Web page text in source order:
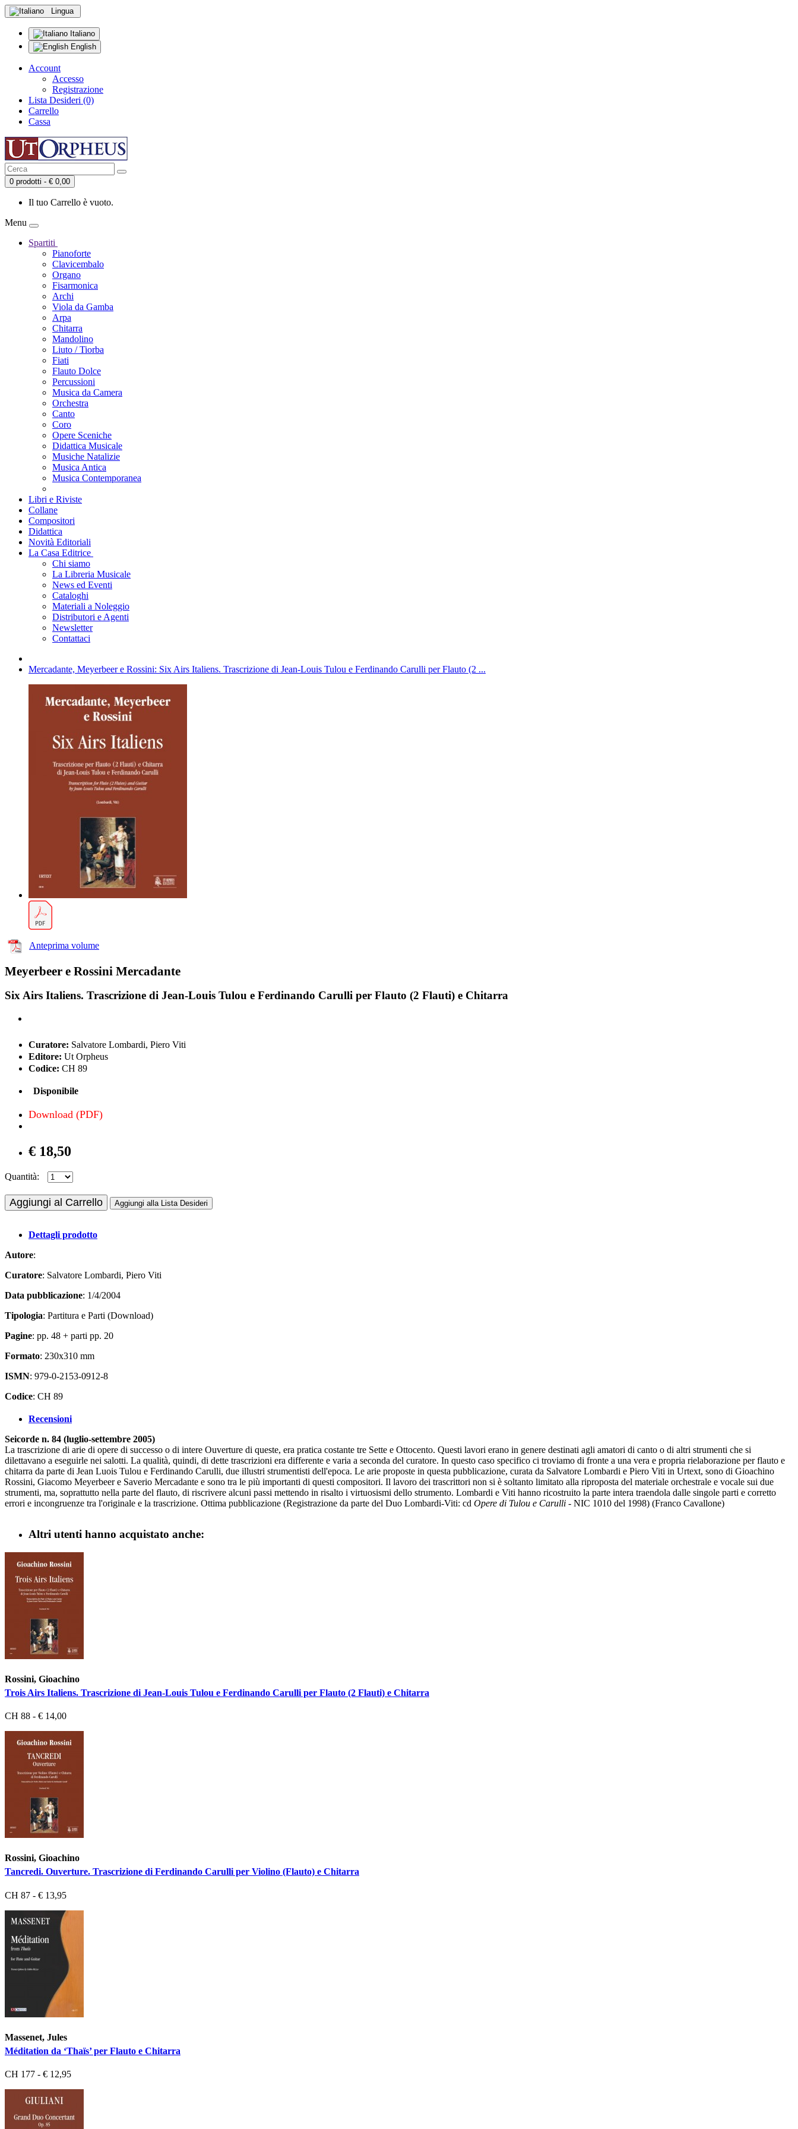
Lingua
Italiano
English
Account
Accesso
Registrazione
Lista Desideri (0)
Carrello
Cassa
0 prodotti - € 0,00
Il tuo Carrello è vuoto.
Menu
Spartiti
Pianoforte
Clavicembalo
Organo
Fisarmonica
Archi
Viola da Gamba
Arpa
Chitarra
Mandolino
Liuto / Tiorba
Fiati
Flauto Dolce
Percussioni
Musica da Camera
Orchestra
Canto
Coro
Opere Sceniche
Didattica Musicale
Musiche Natalizie
Musica Antica
Musica Contemporanea
Libri e Riviste
Collane
Compositori
Didattica
Novità Editoriali
La Casa Editrice
Chi siamo
La Libreria Musicale
News ed Eventi
Cataloghi
Materiali a Noleggio
Distributori e Agenti
Newsletter
Contattaci
Mercadante, Meyerbeer e Rossini: Six Airs Italiens. Trascrizione di Jean-Louis Tulou e Ferdinando Carulli per Flauto (2 ...
Anteprima volume
Meyerbeer e Rossini Mercadante
Six Airs Italiens. Trascrizione di Jean-Louis Tulou e Ferdinando Carulli per Flauto (2 Flauti) e Chitarra
Curatore: Salvatore Lombardi, Piero Viti
Editore: Ut Orpheus
Codice: CH 89
Disponibile
Download (PDF)
€ 18,50
Quantità:
Aggiungi al Carrello Aggiungi alla Lista Desideri
Dettagli prodotto
Autore:
Curatore: Salvatore Lombardi, Piero Viti
Data pubblicazione: 1/4/2004
Tipologia: Partitura e Parti (Download)
Pagine: pp. 48 + parti pp. 20
Formato: 230x310 mm
ISMN: 979-0-2153-0912-8
Codice: CH 89
Recensioni
Seicorde n. 84 (luglio-settembre 2005)
La trascrizione di arie di opere di successo o di intere Ouverture di queste, era pratica costante tre Sette e Ottocento. Questi lavori erano in genere destinati agli amatori di canto o di altri strumenti che si
dilettavano a eseguirle nei salotti. La qualità, quindi, di dette trascrizioni era differente e varia a seconda del curatore. In questo caso specifico ci troviamo di fronte a una vera e propria rielaborazione per flauto e
chitarra da parte di Jean Luois Tulou e Ferdinando Carulli, due illustri strumentisti dell'epoca. Le arie proposte in questa pubblicazione, curata da Salvatore Lombardi e Piero Viti in Urtext, sono di Gioachino
Rossini, Giacomo Meyerbeer e Saverio Mercadante e sono tra le più importanti di questi compositori. Il lavoro dei trascrittori non si è soltanto limitato alla riproposta del materiale orchestrale e vocale sui due
strumenti, ma, soprattutto nella parte del flauto, di riscrivere alcuni passi mettendo in risalto i virtuosismi dello strumento. Lombardi e Viti hanno ricostruito la parte intera traendola dalle singole parti e corretto
errori e incongruenze tra l'originale e la trascrizione. Ottima pubblicazione (Registrazione da parte del Duo Lombardi-Viti: cd Opere di Tulou e Carulli - NIC 1010 del 1998) (Franco Cavallone)
Altri utenti hanno acquistato anche:
Rossini, Gioachino
Trois Airs Italiens. Trascrizione di Jean-Louis Tulou e Ferdinando Carulli per Flauto (2 Flauti) e Chitarra
CH 88 - € 14,00
Rossini, Gioachino
Tancredi. Ouverture. Trascrizione di Ferdinando Carulli per Violino (Flauto) e Chitarra
CH 87 - € 13,95
Massenet, Jules
Méditation da ‘Thaïs’ per Flauto e Chitarra
CH 177 - € 12,95